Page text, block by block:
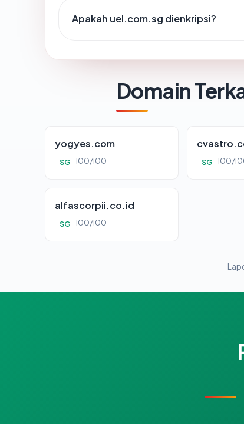
Apakah uel.com.sg dienkripsi?
Domain
yogyes.com
SG 100/100 SG 100/
alfascorpii.co.id
SG 100/100